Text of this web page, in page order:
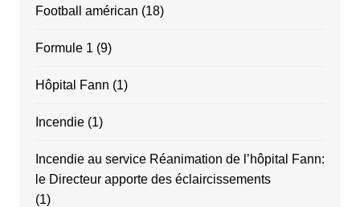
Football américan (18)
Formule 1 (9)
Hôpital Fann (1)
Incendie(1)
Incendie au service Réanimation de l’hôpital Fann:
le Directeur apporte des éclaircissements
(1)